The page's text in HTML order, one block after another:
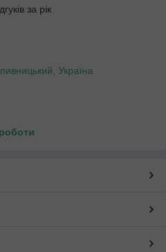
за рік
Україна